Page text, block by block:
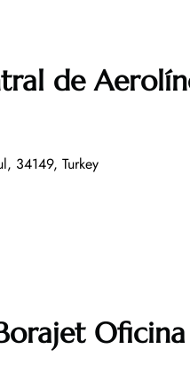
de
34149, Turkey